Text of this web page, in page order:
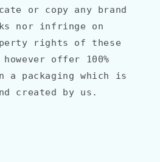
or copy any brand
nor infringe on
rights of these
however offer 100%
a packaging which is
created by us.